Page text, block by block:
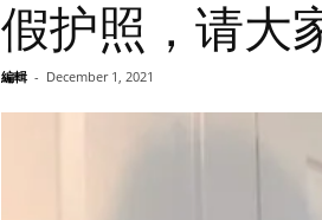
假护照，请大
編輯 - December 1, 2021